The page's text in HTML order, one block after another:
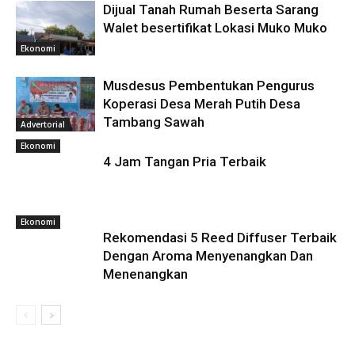
Ekonomi
Dijual Tanah Rumah Beserta Sarang
Walet besertifikat Lokasi Muko Muko
Advertorial
Musdesus Pembentukan Pengurus
Koperasi Desa Merah Putih Desa
Tambang Sawah
Ekonomi
4 Jam Tangan Pria Terbaik
Ekonomi
Rekomendasi 5 Reed Diffuser Terbaik
Dengan Aroma Menyenangkan Dan
Menenangkan